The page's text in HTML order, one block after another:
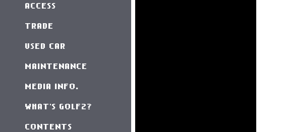
ACCESS
TRADE
USED CAR
MAINTENANCE
MEDIA INFO.
WHAT'S GOLF2?
CONTENTS